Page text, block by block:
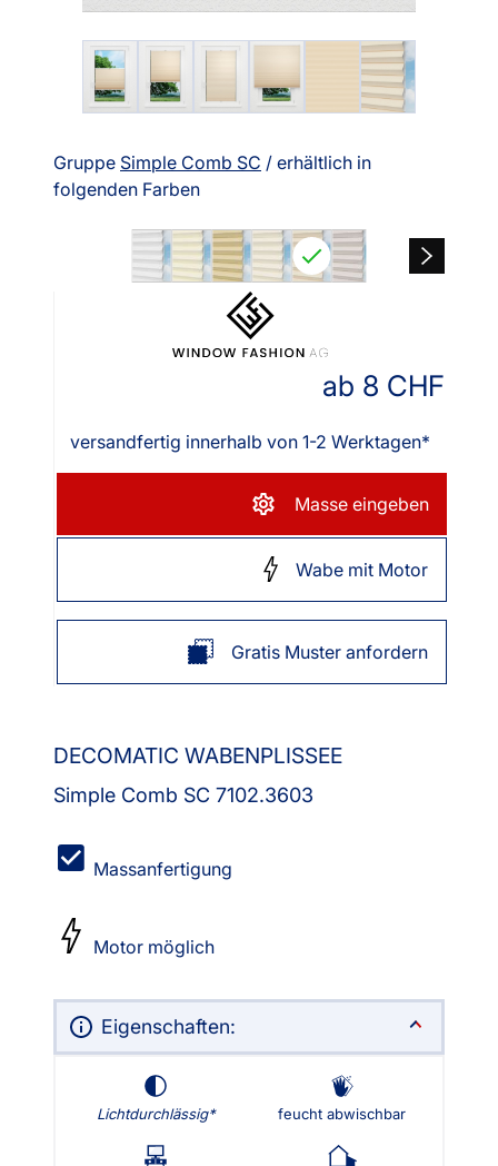
Gruppe Simple Comb SC / erhältlich in
folgenden Farben
DECOMATIC WABENPLISSEE
Simple Comb SC 7102.3603
Massanfertigung
Motor möglich
Eigenschaften:
Lichtdurchlässig feucht abwischbar
ab 8 CHF
versandfertig innerhalb von 1-2 Werktagen*
Masse eingeben
Wabe mit Motor
Gratis Muster anfordern